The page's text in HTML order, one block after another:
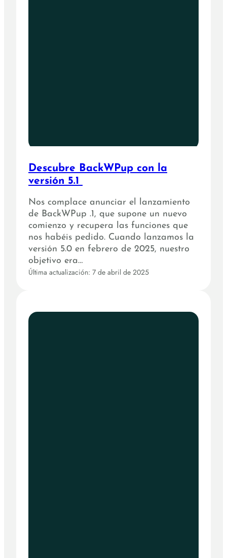
Descubre BackWPup con la
versión 5.1
Nos complace anunciar el lanzamiento
de BackWPup .1, que supone un nuevo
comienzo y recupera las funciones que
nos habéis pedido. Cuando lanzamos la
versión 5.0 en febrero de 2025, nuestro
objetivo era…
Última actualización: 7 de abril de 2025